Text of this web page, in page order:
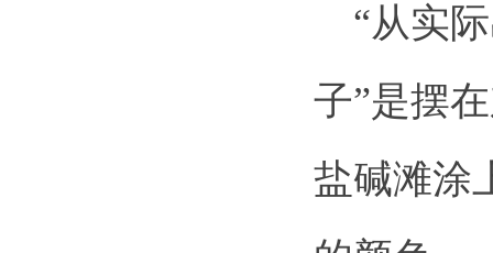
“从实际
子”是摆
盐碱滩涂